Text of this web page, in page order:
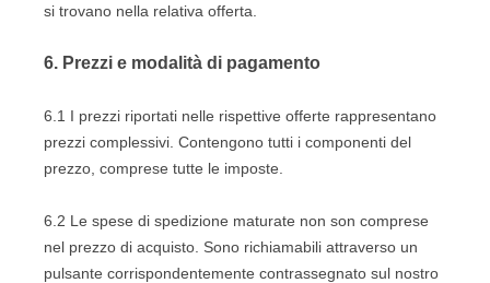
si trovano nella relativa offerta.
6. Prezzi e modalità di pagamento
6.1 I prezzi riportati nelle rispettive offerte rappresentano
prezzi complessivi. Contengono tutti i componenti del
prezzo, comprese tutte le imposte.
6.2 Le spese di spedizione maturate non son comprese
nel prezzo di acquisto. Sono richiamabili attraverso un
pulsante corrispondentemente contrassegnato sul nostro